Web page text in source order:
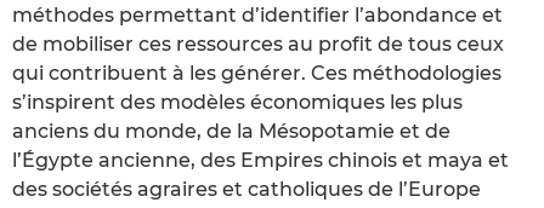
méthodes permettant d’identifier l’abondance et
de mobiliser ces ressources au profit de tous ceux
qui contribuent à les générer. Ces méthodologies
s’inspirent des modèles économiques les plus
anciens du monde, de la Mésopotamie et de
l’Égypte ancienne, des Empires chinois et maya et
des sociétés agraires et catholiques de l’Europe